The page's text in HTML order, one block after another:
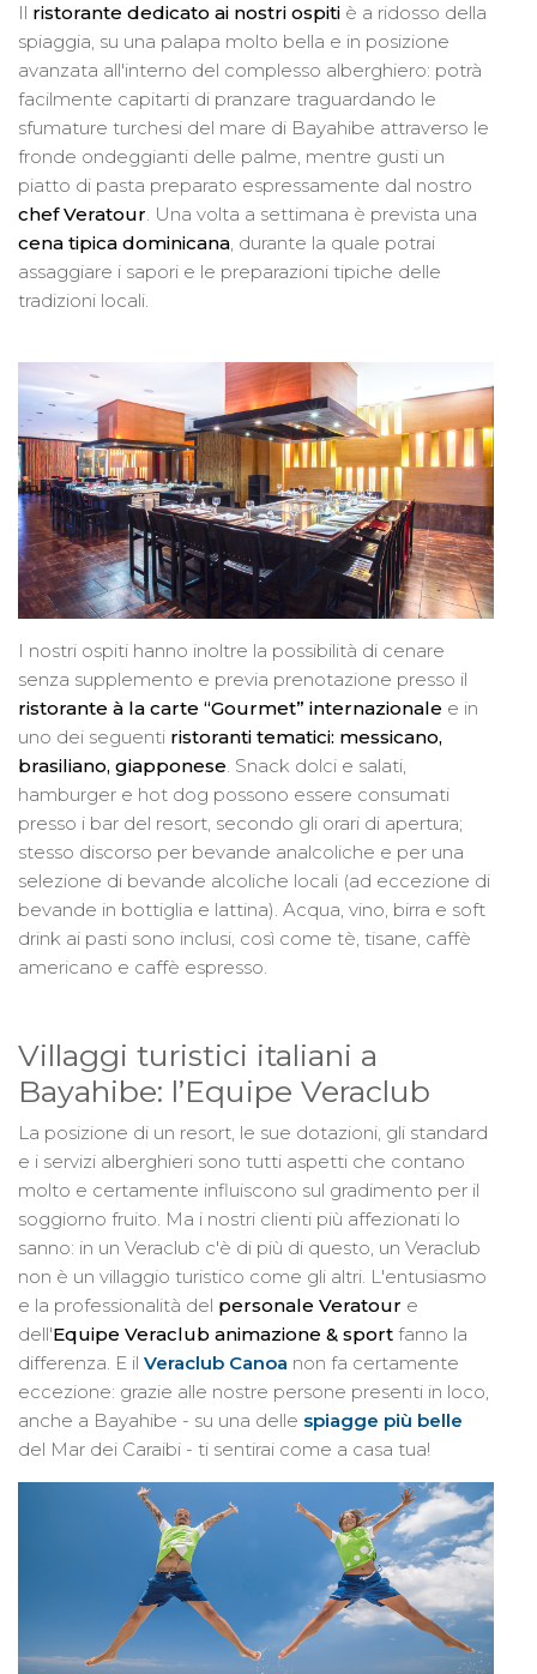
Il ristorante dedicato ai nostri ospiti è a ridosso della
spiaggia, su una palapa molto bella e in posizione
avanzata all'interno del complesso alberghiero: potrà
facilmente capitarti di pranzare traguardando le
sfumature turchesi del mare di Bayahibe attraverso le
fronde ondeggianti delle palme, mentre gusti un
piatto di pasta preparato espressamente dal nostro
chef Veratour. Una volta a settimana è prevista una
cena tipica dominicana, durante la quale potrai
assaggiare i sapori e le preparazioni tipiche delle
tradizioni locali.
I nostri ospiti hanno inoltre la possibilità di cenare
senza supplemento e previa prenotazione presso il
ristorante à la carte “Gourmet” internazionale e in
uno dei seguenti ristoranti tematici: messicano,
brasiliano, giapponese. Snack dolci e salati,
hamburger e hot dog possono essere consumati
presso i bar del resort, secondo gli orari di apertura;
stesso discorso per bevande analcoliche e per una
selezione di bevande alcoliche locali (ad eccezione di
bevande in bottiglia e lattina). Acqua, vino, birra e soft
drink ai pasti sono inclusi, così come tè, tisane, caffè
americano e caffè espresso.
Villaggi turistici italiani a
Bayahibe: l’Equipe Veraclub
La posizione di un resort, le sue dotazioni, gli standard
e i servizi alberghieri sono tutti aspetti che contano
molto e certamente influiscono sul gradimento per il
soggiorno fruito. Ma i nostri clienti più affezionati lo
sanno: in un Veraclub c'è di più di questo, un Veraclub
non è un villaggio turistico come gli altri. L'entusiasmo
e la professionalità del personale Veratour e
dell'Equipe Veraclub animazione & sport fanno la
differenza. E il Veraclub Canoa non fa certamente
eccezione: grazie alle nostre persone presenti in loco,
anche a Bayahibe - su una delle spiagge più belle
del Mar dei Caraibi - ti sentirai come a casa tua!